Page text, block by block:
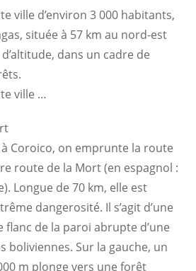
ville d’environ 3 000 habitants,
située à 57 km au nord-est
d’altitude, dans un cadre de
ville …
Coroico, on emprunte la route
route de la Mort (en espagnol :
Longue de 70 km, elle est
dangerosité. Il s’agit d’une
flanc de la paroi abrupte d’une
boliviennes. Sur la gauche, un
m plonge vers une forêt